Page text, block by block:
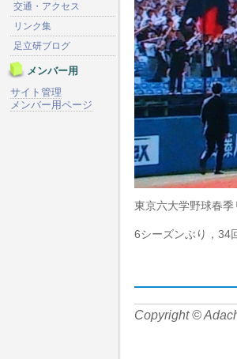
東京六大学野球春季
6シーズンぶり，34
Copyright ©
交通・アクセス
リンク集
足立研ブログ
メンバー用
サイト管理
メンバー用ページ